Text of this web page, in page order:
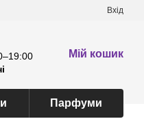
Вхід
Мій кошик
Парфуми